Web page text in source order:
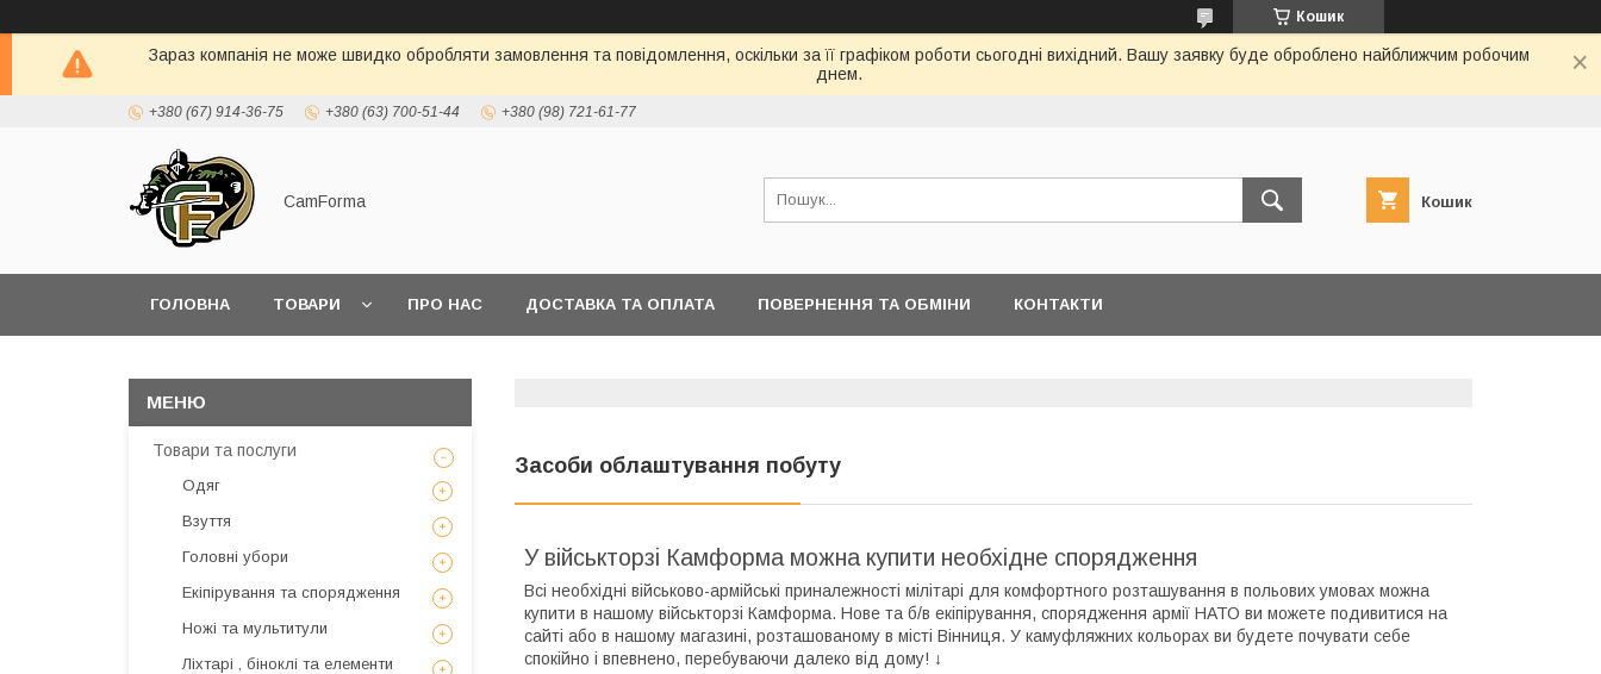
Кошик
Зараз компанія не може швидко обробляти замовлення та повідомлення, оскільки за її графіком роботи сьогодні вихідний. Вашу заявку буде оброблено найближчим робочим
днем.
+380 (67) 914-36-75 +380 (63) 700-51-44 +380 (98) 721-61-77
CamForma Кошик
ГОЛОВНА ТОВАРИ ПРО НАС ДОСТАВКА ТА ОПЛАТА ПОВЕРНЕННЯ ТА ОБМІНИ КОНТАКТИ
Засоби облаштування побуту
У військторзі Камформа можна купити необхідне спорядження
Всі необхідні військово-армійські приналежності мілітарі для комфортного розташування в польових умовах можна
купити в нашому військторзі Камформа. Нове та б/в екіпірування, спорядження армії НАТО ви можете подивитися на
сайті або в нашому магазині, розташованому в місті Вінниця. У камуфляжних кольорах ви будете почувати себе
спокійно і впевнено, перебуваючи далеко від дому! ↓
Товари та послуги
Одяг
Взуття
Головні убори
Екіпірування та спорядження
Ножі та мультитули
Ліхтарі , біноклі та елементи